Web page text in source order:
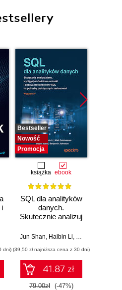
i
dni)
Bestseller
Nowość
Promocja
książka ebook
SQL dla analityków
danych.
Skutecznie analizuj
wartościowe
zaawansowany
SQL na potrzeby
praktycznych
zastosowań.
Jun Shan, Haibin Li, Matt Goldwasser
(39,50 zł najniższa cena z 30 dni)
41.87 zł
79.00zł (-47%)